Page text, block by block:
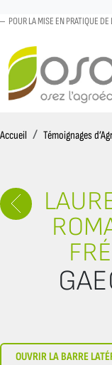
POUR LA MISE EN PRATIQUE DE
Accueil AccueilTémoignages
OUVRIR LA BARRE